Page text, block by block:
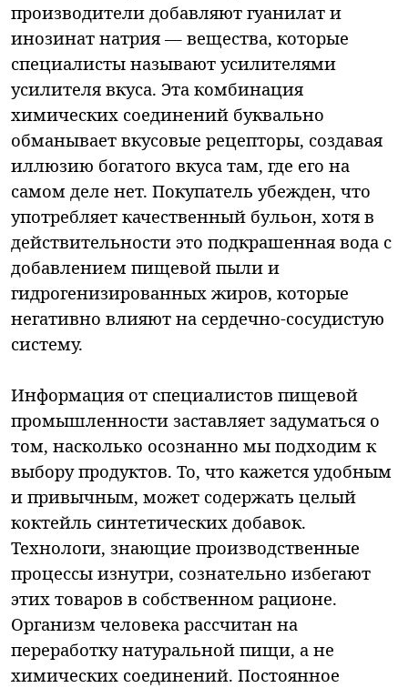
производители добавляют гуанилат и
инозинат натрия — вещества, которые
специалисты называют усилителями
усилителя вкуса. Эта комбинация
химических соединений буквально
обманывает вкусовые рецепторы, создавая
иллюзию богатого вкуса там, где его на
самом деле нет. Покупатель убежден, что
употребляет качественный бульон, хотя в
действительности это подкрашенная вода с
добавлением пищевой пыли и
гидрогенизированных жиров, которые
негативно влияют на сердечно-сосудистую
систему.
Информация от специалистов пищевой
промышленности заставляет задуматься о
том, насколько осознанно мы подходим к
выбору продуктов. То, что кажется удобным
и привычным, может содержать целый
коктейль синтетических добавок.
Технологи, знающие производственные
процессы изнутри, сознательно избегают
этих товаров в собственном рационе.
Организм человека рассчитан на
переработку натуральной пищи, а не
химических соединений. Постоянное